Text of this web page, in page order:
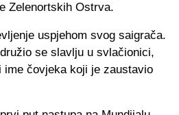
Zelenortskih Ostrva.
uspjehom svog saigrača.
se slavlju u svlačionici,
čovjeka koji je zaustavio